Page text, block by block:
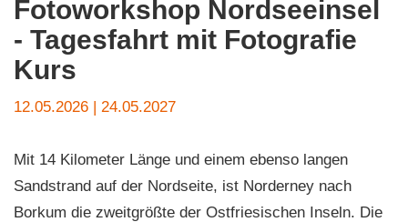
Fotoworkshop Nordseeinsel
- Tagesfahrt mit Fotografie
Kurs
12.05.2026 | 24.05.2027
Mit 14 Kilometer Länge und einem ebenso langen
Sandstrand auf der Nordseite, ist Norderney nach
Borkum die zweitgrößte der Ostfriesischen Inseln. Die